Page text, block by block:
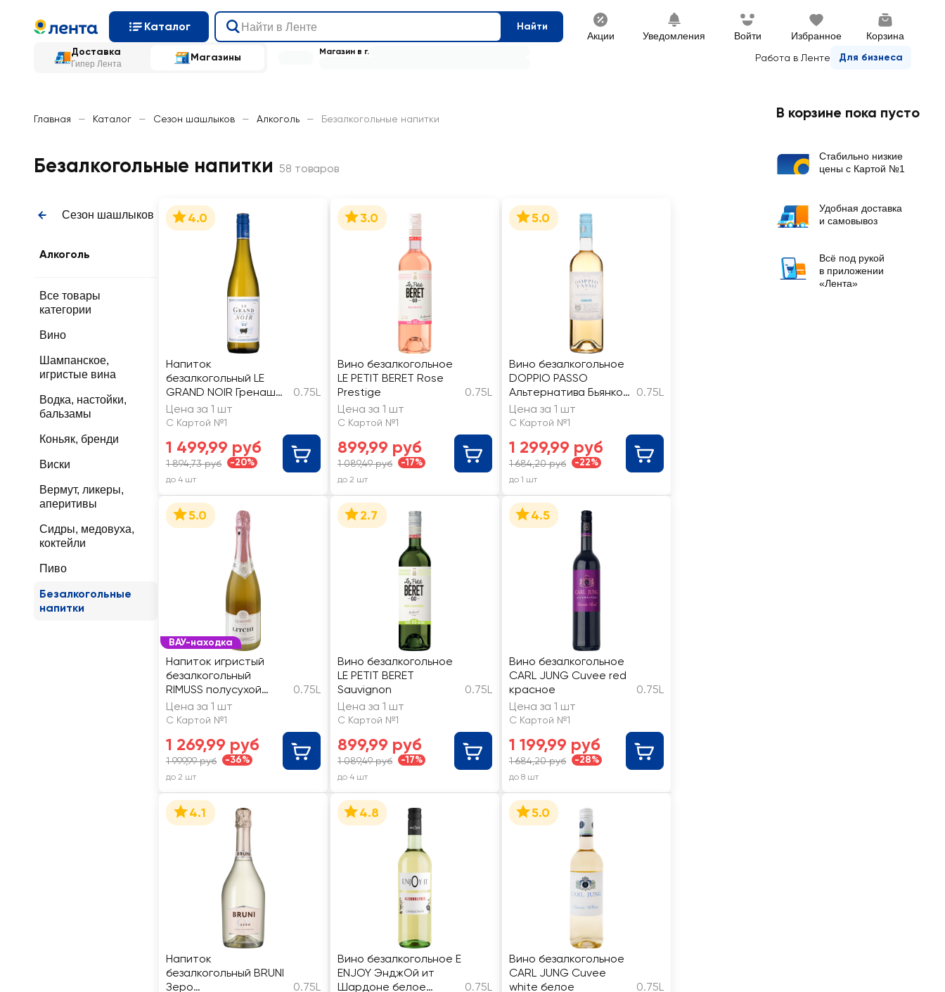
Каталог Найти
Акции Уведомления Войти Избранное Корзина
Доставка
Гипер Лента
Магазины Работа в Ленте Для бизнеса
Магазин в г.
Главная — Каталог — Сезон шашлыков — Алкоголь — Безалкогольные напитки
Безалкогольные напитки 58 товаров
Сезон шашлыков
Алкоголь
Все товары
категории
Вино
Шампанское,
игристые вина
Водка, настойки,
бальзамы
Коньяк, бренди
Виски
Вермут, ликеры,
аперитивы
Сидры, медовуха,
коктейли
Пиво
Безалкогольные
напитки
4.0
Напиток
безалкогольный LE
GRAND NOIR Гренаш
Блан Шардоне Ле
Селье Жан д'Алибер
0.75L
Цена за 1 шт
С Картой №1
1 499,99 руб
1 894,73 руб -20%
до 4 шт
3.0
Вино безалкогольное
LE PETIT BERET Rose
Prestige
0.75L
Цена за 1 шт
С Картой №1
899,99 руб
1 089,49 руб -17%
до 2 шт
5.0
Вино безалкогольное
DOPPIO PASSO
Альтернатива Бьянко
белое
0.75L
Цена за 1 шт
С Картой №1
1 299,99 руб
1 684,20 руб -22%
до 1 шт
ВАУ-находка
5.0
Напиток игристый
безалкогольный
RIMUSS полусухой
белый
0.75L
Цена за 1 шт
С Картой №1
1 269,99 руб
1 999,99 руб -36%
до 2 шт
2.7
Вино безалкогольное
LE PETIT BERET
Sauvignon
0.75L
Цена за 1 шт
С Картой №1
899,99 руб
1 089,49 руб -17%
до 4 шт
4.5
Вино безалкогольное
CARL JUNG Cuvee red
красное
0.75L
Цена за 1 шт
С Картой №1
1 199,99 руб
1 684,20 руб -28%
до 8 шт
4.1
Напиток
безалкогольный BRUNI
Зеро
0.75L
4.8
Вино безалкогольное E
ENJOY ЭнджОй ит
Шардоне белое
0.75L
5.0
Вино безалкогольное
CARL JUNG Cuvee
white белое
0.75L
В корзине пока пусто
Стабильно низкие
цены с Картой №1
Удобная доставка
и самовывоз
Всё под рукой
в приложении
«Лента»